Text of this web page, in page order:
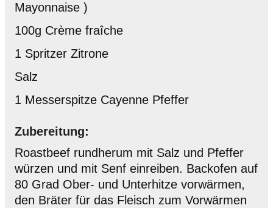
Mayonnaise )
100g Crème fraîche
1 Spritzer Zitrone
Salz
1 Messerspitze Cayenne Pfeffer
Zubereitung:
Roastbeef rundherum mit Salz und Pfeffer
würzen und mit Senf einreiben. Backofen auf
80 Grad Ober- und Unterhitze vorwärmen,
den Bräter für das Fleisch zum Vorwärmen